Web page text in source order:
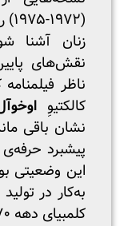
زنان آشنا
نقش‌های
ناظر
کالکتیوِ
نشان باقی
این وضعیتی
به‌کار در
کلمبیای دهه ۱۹۷۰ پیش آمده بود.